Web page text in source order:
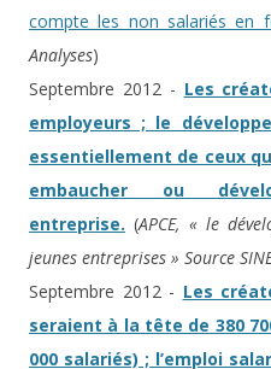
compte les non salariés en
Analyses)
Septembre 2012 - Les
employeurs ; le
essentiellement de ceux
embaucher ou
entreprise. (APCE, « le
jeunes entreprises » Source
Septembre 2012 - Les
seraient à la tête de 380
000 salariés) ; l’emploi